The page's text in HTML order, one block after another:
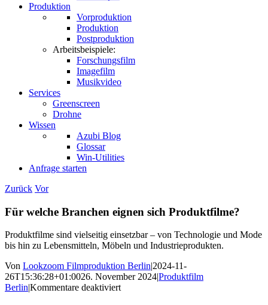
Produktion
Vorproduktion
Produktion
Postproduktion
Arbeitsbeispiele:
Forschungsfilm
Imagefilm
Musikvideo
Services
Greenscreen
Drohne
Wissen
Azubi Blog
Glossar
Win-Utilities
Anfrage starten
Zurück Vor
Für welche Branchen eignen sich Produktfilme?
Produktfilme sind vielseitig einsetzbar – von Technologie und Mode
bis hin zu Lebensmitteln, Möbeln und Industrieprodukten.
Von Lookzoom Filmproduktion Berlin|2024-11-
26T15:36:28+01:0026. November 2024|Produktfilm
Berlin|Kommentare deaktiviertfür